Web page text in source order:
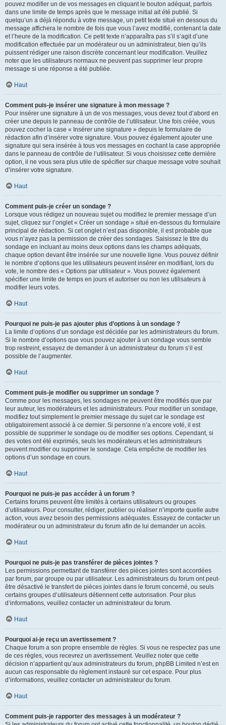
pouvez modifier un de vos messages en cliquant le bouton adéquat, parfois
dans une limite de temps après que le message initial ait été publié. Si
quelqu’un a déjà répondu à votre message, un petit texte situé en dessous du
message affichera le nombre de fois que vous l’avez modifié, contenant la date
et l’heure de la modification. Ce petit texte n’apparaîtra pas s’il s’agit d’une
modification effectuée par un modérateur ou un administrateur, bien qu’ils
puissent rédiger une raison discrète concernant leur modification. Veuillez
noter que les utilisateurs normaux ne peuvent pas supprimer leur propre
message si une réponse a été publiée.
Haut
Comment puis-je insérer une signature à mon message ?
Pour insérer une signature à un de vos messages, vous devez tout d’abord en
créer une depuis le panneau de contrôle de l’utilisateur. Une fois créée, vous
pouvez cocher la case « Insérer une signature » depuis le formulaire de
rédaction afin d’insérer votre signature. Vous pouvez également ajouter une
signature qui sera insérée à tous vos messages en cochant la case appropriée
dans le panneau de contrôle de l’utilisateur. Si vous choisissez cette dernière
option, il ne vous sera plus utile de spécifier sur chaque message votre souhait
d’insérer votre signature.
Haut
Comment puis-je créer un sondage ?
Lorsque vous rédigez un nouveau sujet ou modifiez le premier message d’un
sujet, cliquez sur l’onglet « Créer un sondage » situé en-dessous du formulaire
principal de rédaction. Si cet onglet n’est pas disponible, il est probable que
vous n’ayez pas la permission de créer des sondages. Saisissez le titre du
sondage en incluant au moins deux options dans les champs adéquats,
chaque option devant être insérée sur une nouvelle ligne. Vous pouvez définir
le nombre d’options que les utilisateurs peuvent insérer en modifiant, lors du
vote, le nombre des « Options par utilisateur ». Vous pouvez également
spécifier une limite de temps en jours et autoriser ou non les utilisateurs à
modifier leurs votes.
Haut
Pourquoi ne puis-je pas ajouter plus d’options à un sondage ?
La limite d’options d’un sondage est décidée par les administrateurs du forum.
Si le nombre d’options que vous pouvez ajouter à un sondage vous semble
trop restreint, essayez de demander à un administrateur du forum s’il est
possible de l’augmenter.
Haut
Comment puis-je modifier ou supprimer un sondage ?
Comme pour les messages, les sondages ne peuvent être modifiés que par
leur auteur, les modérateurs et les administrateurs. Pour modifier un sondage,
modifiez tout simplement le premier message du sujet car le sondage est
obligatoirement associé à ce dernier. Si personne n’a encore voté, il est
possible de supprimer le sondage ou de modifier ses options. Cependant, si
des votes ont été exprimés, seuls les modérateurs et les administrateurs
peuvent modifier ou supprimer le sondage. Cela empêche de modifier les
options d’un sondage en cours.
Haut
Pourquoi ne puis-je pas accéder à un forum ?
Certains forums peuvent être limités à certains utilisateurs ou groupes
d’utilisateurs. Pour consulter, rédiger, publier ou réaliser n’importe quelle autre
action, vous avez besoin des permissions adéquates. Essayez de contacter un
modérateur ou un administrateur du forum afin de lui demander un accès.
Haut
Pourquoi ne puis-je pas transférer de pièces jointes ?
Les permissions permettant de transférer des pièces jointes sont accordées
par forum, par groupe ou par utilisateur. Les administrateurs du forum ont peut-
être désactivé le transfert de pièces jointes dans le forum concerné, ou seuls
certains groupes d’utilisateurs détiennent cette autorisation. Pour plus
d’informations, veuillez contacter un administrateur du forum.
Haut
Pourquoi ai-je reçu un avertissement ?
Chaque forum a son propre ensemble de règles. Si vous ne respectez pas une
de ces règles, vous recevrez un avertissement. Veuillez noter que cette
décision n’appartient qu’aux administrateurs du forum, phpBB Limited n’est en
aucun cas responsable du règlement instauré sur cet espace. Pour plus
d’informations, veuillez contacter un administrateur du forum.
Haut
Comment puis-je rapporter des messages à un modérateur ?